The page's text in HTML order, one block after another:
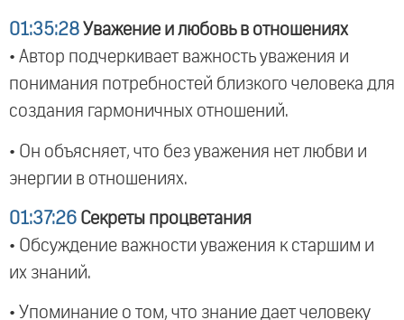
01:35:28 Уважение и любовь в отношениях
• Автор подчеркивает важность уважения и
понимания потребностей близкого человека для
создания гармоничных отношений.
• Он объясняет, что без уважения нет любви и
энергии в отношениях.
01:37:26 Секреты процветания
• Обсуждение важности уважения к старшим и
их знаний.
• Упоминание о том, что знание дает человеку